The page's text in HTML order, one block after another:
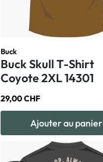
Buck
Buck Skull T-Shirt
Coyote 2XL 14301
29,00 CHF
Ajouter au panier